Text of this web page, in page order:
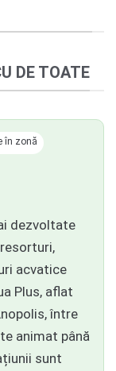
DE TOATE
în zonă
dezvoltate
acvatice
Plus, aflat
între
animat până
sunt